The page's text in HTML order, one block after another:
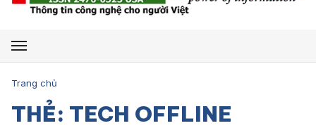
Mở menu
Trang chủ
THẺ: TECH OFFLINE